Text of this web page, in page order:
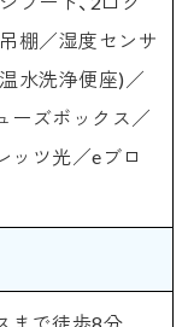
棚／湿度センサ
水洗浄便座)／
ーズボックス／
ッツ光／eブロ